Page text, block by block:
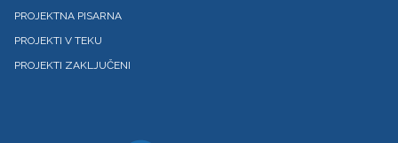
PROJEKTNA PISARNA
PROJEKTI V TEKU
PROJEKTI ZAKLJUČENI